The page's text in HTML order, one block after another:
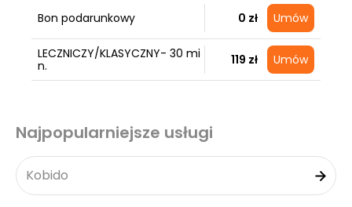
Bon podarunkowy 0 zł Umów
LECZNICZY/KLASYCZNY- 30 mi
n.
119 zł Umów
Najpopularniejsze usługi
Kobido